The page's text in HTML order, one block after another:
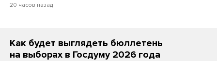
20 часов назад
Как будет выглядеть бюллетень
на выборах в Госдуму 2026 года